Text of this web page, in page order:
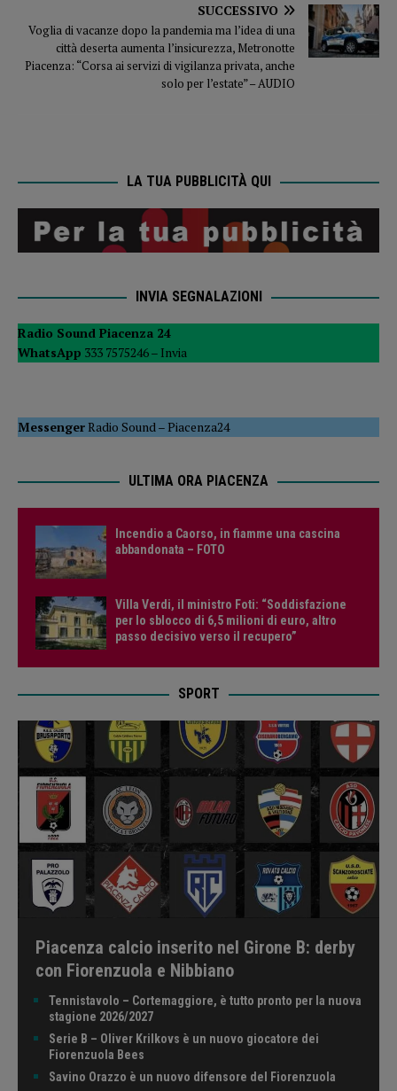
SUCCESSIVO
Voglia di vacanze dopo la pandemia ma l’idea di una
città deserta aumenta l’insicurezza, Metronotte
Piacenza: “Corsa ai servizi di vigilanza privata, anche
solo per l’estate” – AUDIO
LA TUA PUBBLICITÀ QUI
INVIA SEGNALAZIONI
Radio Sound Piacenza 24
WhatsApp 333 7575246 – Invia
MessengerRadio Sound–Piacenza24
ULTIMA ORA PIACENZA
Incendio a Caorso, in fiamme una cascina
abbandonata – FOTO
Villa Verdi, il ministro Foti: “Soddisfazione
per lo sblocco di 6,5 milioni di euro, altro
passo decisivo verso il recupero”
SPORT
Piacenza calcio inserito nel Girone B: derby
con Fiorenzuola e Nibbiano
Tennistavolo – Cortemaggiore, è tutto pronto per la nuova
stagione 2026/2027
Serie B – Oliver Krilkovs è un nuovo giocatore dei
Fiorenzuola Bees
Savino Orazzo è un nuovo difensore del Fiorenzuola